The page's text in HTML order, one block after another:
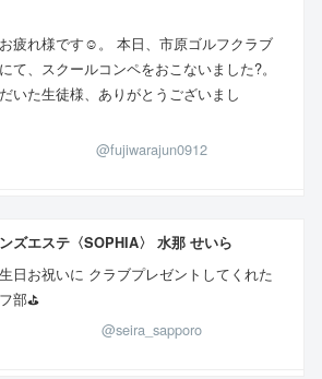
疲れ様です☺️。 本日、市原ゴルフクラブ
て、スクールコンペをおこないました?。
いた生徒様、ありがとうございまし
@fujiwarajun0912
ズエステ〈SOPHIA〉 水那 せいら
日お祝いに クラブプレゼントしてくれた
部⛳
@seira_sapporo